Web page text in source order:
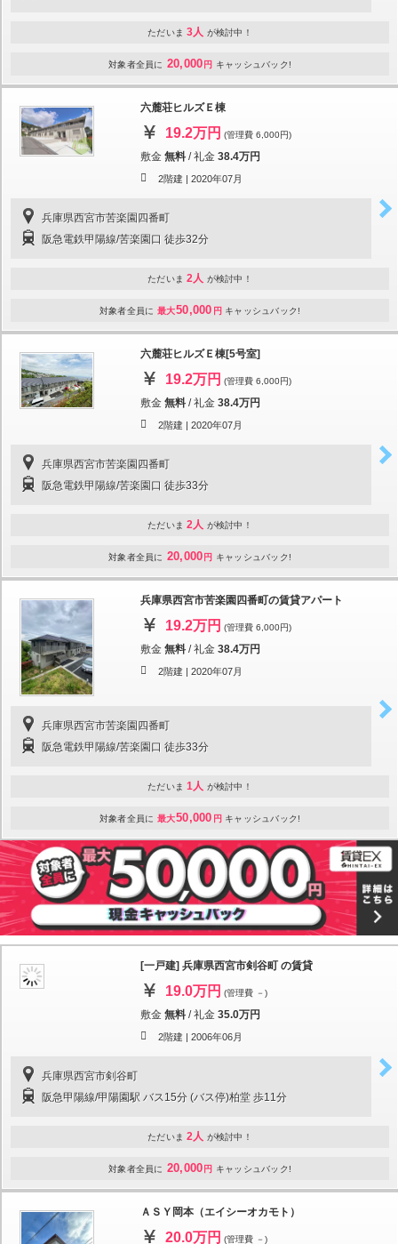
ただいま 3人 が検討中！
対象者全員に 20,000 円 キャッシュバック!
六麓荘ヒルズＥ棟
19.2万円 (管理費 6,000円)
敷金 無料 /礼金 38.4万円
2階建 | 2020年07月
兵庫県西宮市苦楽園四番町
阪急電鉄甲陽線/苦楽園口 徒歩32分
ただいま 2人 が検討中！
対象者全員に 最大50,000 円 キャッシュバック!
六麓荘ヒルズＥ棟[5号室]
19.2万円 (管理費 6,000円)
敷金 無料 /礼金 38.4万円
2階建 | 2020年07月
兵庫県西宮市苦楽園四番町
阪急電鉄甲陽線/苦楽園口 徒歩33分
ただいま 2人 が検討中！
対象者全員に 20,000 円 キャッシュバック!
兵庫県西宮市苦楽園四番町の賃貸アパート
19.2万円 (管理費 6,000円)
敷金 無料 /礼金 38.4万円
2階建 | 2020年07月
兵庫県西宮市苦楽園四番町
阪急電鉄甲陽線/苦楽園口 徒歩33分
ただいま 1人 が検討中！
対象者全員に 最大50,000 円 キャッシュバック!
[一戸建] 兵庫県西宮市剣谷町 の賃貸
19.0万円 (管理費 －)
敷金 無料 /礼金 35.0万円
2階建 | 2006年06月
兵庫県西宮市剣谷町
阪急甲陽線/甲陽園駅 バス15分 (バス停)柏堂 歩11分
ただいま 2人 が検討中！
対象者全員に 20,000 円 キャッシュバック!
ＡＳＹ岡本（エイシーオカモト）
20.0万円 (管理費 －)